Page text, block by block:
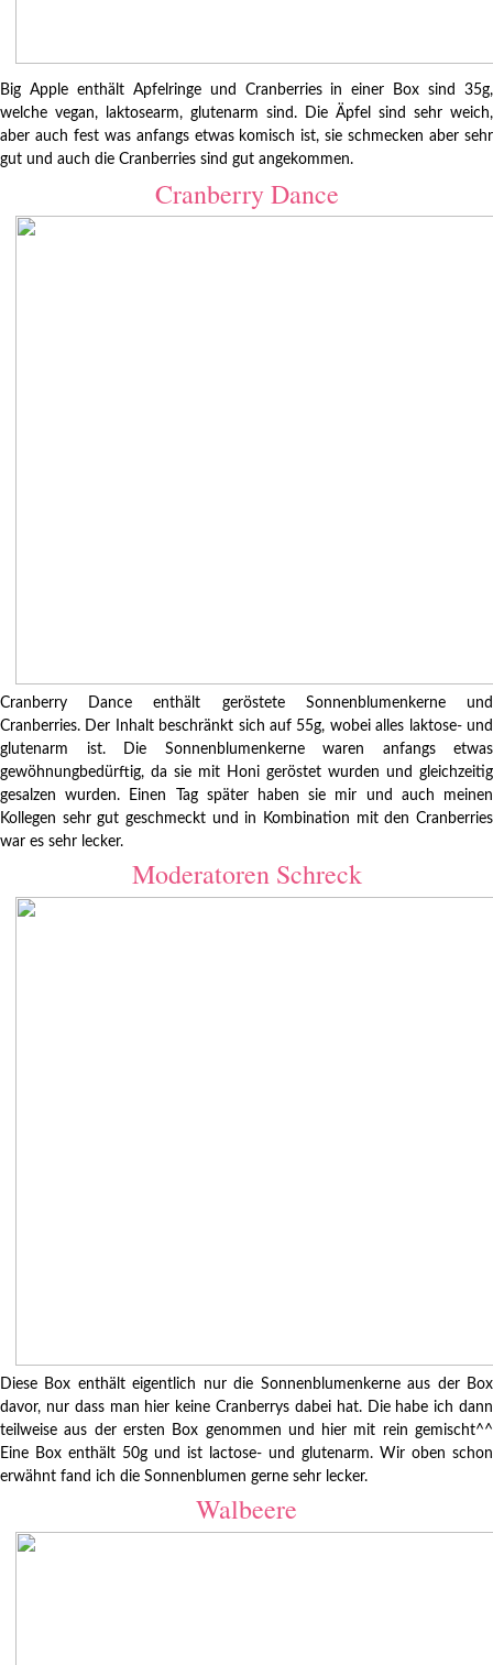
Big Apple enthält Apfelringe und Cranberries in einer Box sind 35g,
welche vegan, laktosearm, glutenarm sind. Die Äpfel sind sehr weich,
aber auch fest was anfangs etwas komisch ist, sie schmecken aber sehr
gut und auch die Cranberries sind gut angekommen.
Cranberry Dance
Cranberry Dance enthält geröstete Sonnenblumenkerne und
Cranberries. Der Inhalt beschränkt sich auf 55g, wobei alles laktose- und
glutenarm ist. Die Sonnenblumenkerne waren anfangs etwas
gewöhnungbedürftig, da sie mit Honi geröstet wurden und gleichzeitig
gesalzen wurden. Einen Tag später haben sie mir und auch meinen
Kollegen sehr gut geschmeckt und in Kombination mit den Cranberries
war es sehr lecker.
Moderatoren Schreck
Diese Box enthält eigentlich nur die Sonnenblumenkerne aus der Box
davor, nur dass man hier keine Cranberrys dabei hat. Die habe ich dann
teilweise aus der ersten Box genommen und hier mit rein gemischt^^
Eine Box enthält 50g und ist lactose- und glutenarm. Wir oben schon
erwähnt fand ich die Sonnenblumen gerne sehr lecker.
Walbeere